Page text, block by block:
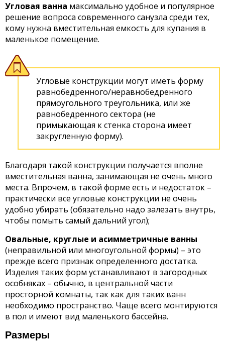
Угловая ванна максимально удобное и популярное
решение вопроса современного санузла среди тех,
кому нужна вместительная емкость для купания в
маленькое помещение.
Угловые конструкции могут иметь форму
равнобедренного/неравнобедренного
прямоугольного треугольника, или же
равнобедренного сектора (не
примыкающая к стенка сторона имеет
закругленную форму).
Благодаря такой конструкции получается вполне
вместительная ванна, занимающая не очень много
места. Впрочем, в такой форме есть и недостаток –
практически все угловые конструкции не очень
удобно убирать (обязательно надо залезать внутрь,
чтобы помыть самый дальний угол);
Овальные, круглые и асимметричные ванны
(неправильной или многоугольной формы) – это
прежде всего признак определенного достатка.
Изделия таких форм устанавливают в загородных
особняках – обычно, в центральной части
просторной комнаты, так как для таких ванн
необходимо пространство. Чаще всего монтируются
в пол и имеют вид маленького бассейна.
Размеры